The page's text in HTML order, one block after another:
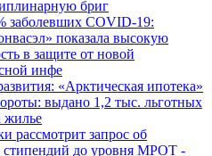
бриг
заболевших COVID-19:
показала высокую
в защите от новой
инфе
«Арктическая ипотека»
выдано 1,2 тыс. льготных
жилье
рассмотрит запрос об
стипендий до уровня МРОТ -